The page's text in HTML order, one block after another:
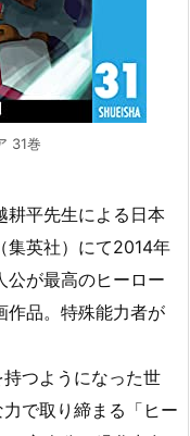
31巻
耕平先生による日本
集英社）にて2014年
公が最高のヒーロー
作品。特殊能力者が
つようになった世
で取り締まる「ヒー